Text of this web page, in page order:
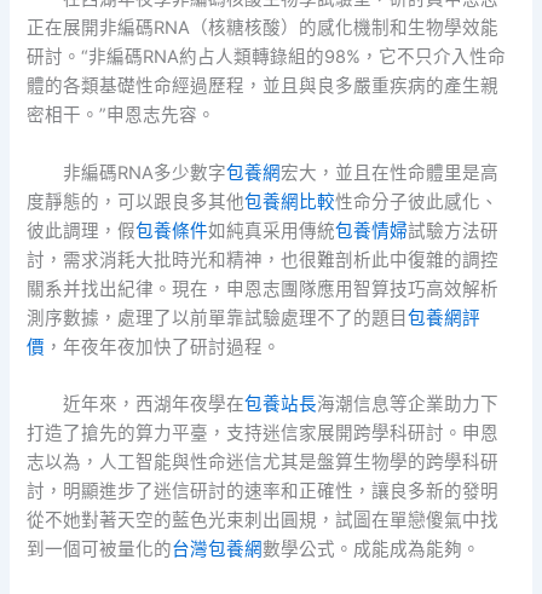
正在展開非編碼RNA（核糖核酸）的感化機制和生物學效能
研討。“非編碼RNA約占人類轉錄組的98%，它不只介入性命
體的各類基礎性命經過歷程，並且與良多嚴重疾病的產生親
密相干。”申恩志先容。
非編碼RNA多少數字包養網宏大，並且在性命體里是高
度靜態的，可以跟良多其他包養網比較性命分子彼此感化、
彼此調理，假包養條件如純真采用傳統包養情婦試驗方法研
討，需求消耗大批時光和精神，也很難剖析此中復雜的調控
關系并找出紀律。現在，申恩志團隊應用智算技巧高效解析
測序數據，處理了以前單靠試驗處理不了的題目包養網評
價 ，年夜年夜加快了研討過程。
近年來，西湖年夜學在包養站長海潮信息等企業助力下
打造了搶先的算力平臺，支持迷信家展開跨學科研討。申恩
志以為，人工智能與性命迷信尤其是盤算生物學的跨學科研
討，明顯進步了迷信研討的速率和正確性，讓良多新的發明
從不她對著天空的藍色光束刺出圓規，試圖在單戀傻氣中找
到一個可被量化的台灣包養網數學公式。成能成為能夠。